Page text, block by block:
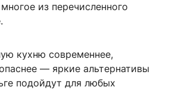
из перечисленного
кухню современнее,
— яркие альтернативы
подойдут для любых